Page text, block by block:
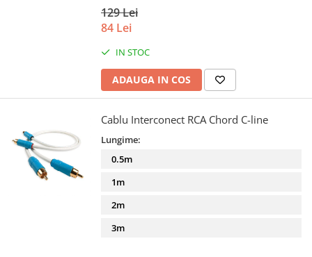
129 Lei
84 Lei
IN STOC
ADAUGA IN COS
Cablu Interconect RCA Chord C-line
Lungime:
0.5m
1m
2m
3m